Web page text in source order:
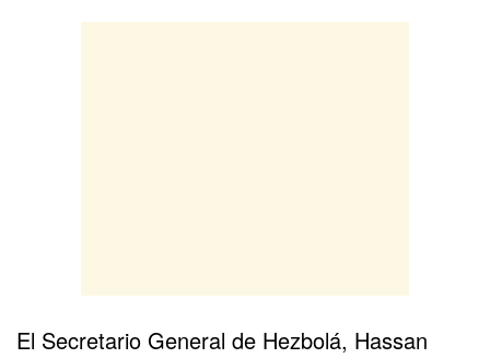
El Secretario General de Hezbolá, Hassan